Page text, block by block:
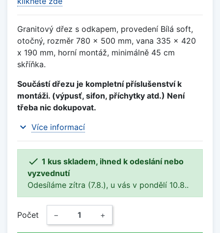
Granitový dřez s odkapem, provedení Bílá soft,
otočný, rozměr 780 x 500 mm, vana 335 x 420
x 190 mm, horní montáž, minimálně 45 cm
skříňka.
Součástí dřezu je kompletní příslušenství k
montáži. (výpusť, sifon, příchytky atd.) Není
třeba nic dokupovat.
expand_more Více informací
 1 kus skladem, ihned k odeslání nebo
vyzvednutí
Odesíláme zítra (7.8.), u vás v pondělí 10.8..
Počet − +